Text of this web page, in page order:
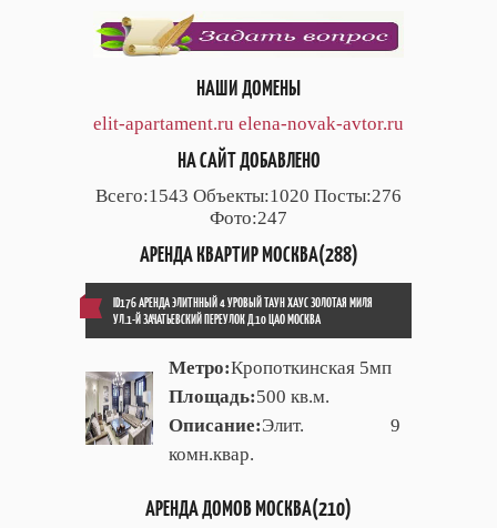
НАШИ ДОМЕНЫ
elit-apartament.ru elena-novak-avtor.ru
НА САЙТ ДОБАВЛЕНО
Всего:1543 Объекты:1020 Посты:276
Фото:247
АРЕНДА КВАРТИР МОСКВА(288)
ID176 АРЕНДА ЭЛИТННЫЙ 4 УРОВЫЙ ТАУН ХАУС ЗОЛОТАЯ МИЛЯ
УЛ.1-Й ЗАЧАТЬЕВСКИЙ ПЕРЕУЛОК Д.10 ЦАО МОСКВА
Метро:Кропоткинская 5мп
Площадь:500 кв.м.
Описание:Элит. 9
комн.квар.
АРЕНДА ДОМОВ МОСКВА(210)